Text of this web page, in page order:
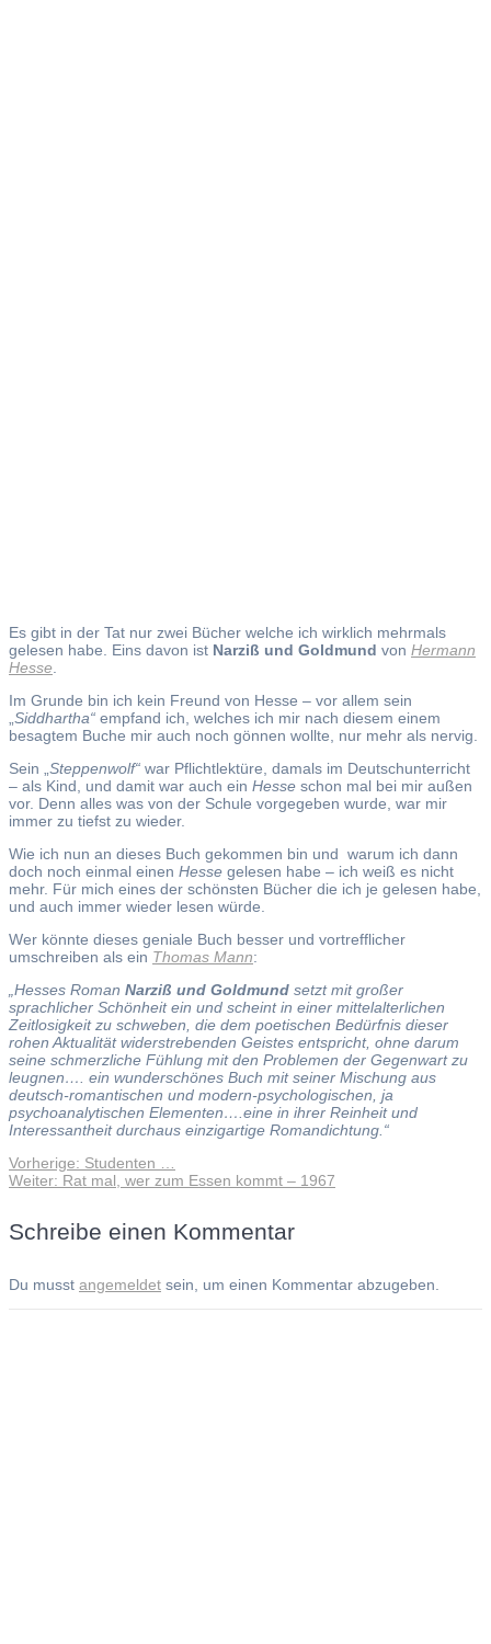
Es gibt in der Tat nur zwei Bücher welche ich wirklich mehrmals
gelesen habe. Eins davon ist Narziß und Goldmund von Hermann
Hesse
Im Grunde bin ich kein Freund von Hesse – vor allem sein
Siddhartha“ empfand ich, welches ich mir nach diesem einem
besagtem Buche mir auch noch gönnen wollte, nur mehr als nervig.
Sein „ Steppenwolf“ war Pflichtlektüre, damals im Deutschunterricht
– als Kind, und damit war auch ein Hesse schon mal bei mir außen
vor. Denn alles was von der Schule vorgegeben wurde, war mir
immer zu tiefst zu wieder.
Wie ich nun an dieses Buch gekommen bin und warum ich dann
doch noch einmal einen Hesse gelesen habe – ich weiß es nicht
mehr. Für mich eines der schönsten Bücher die ich je gelesen habe,
und auch immer wieder lesen würde.
Wer könnte dieses geniale Buch besser und vortrefflicher
umschreiben als ein Thomas Mann:
„Hesses Roman Narziß und Goldmund setzt mit großer
sprachlicher Schönheit ein und scheint in einer mittelalterlichen
Zeitlosigkeit zu schweben, die dem poetischen Bedürfnis dieser
rohen Aktualität widerstrebenden Geistes entspricht, ohne darum
seine schmerzliche Fühlung mit den Problemen der Gegenwart zu
leugnen…. ein wunderschönes Buch mit seiner Mischung aus
deutsch-romantischen und modern-psychologischen, ja
psychoanalytischen Elementen….eine in ihrer Reinheit und
Interessantheit durchaus einzigartige Romandichtung.“
Beitragsnavigation
Vorherige: Vorheriger
Beitrag:
Studenten …
Weiter: Nächster
Rat mal, wer zum Essen kommt – 1967
Schreibe einen Kommentar
Du musst angemeldet sein, um einen Kommentar abzugeben.